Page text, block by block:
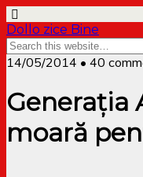
Dollo zice Bine
14/05/2014 • 40
Generația
moară